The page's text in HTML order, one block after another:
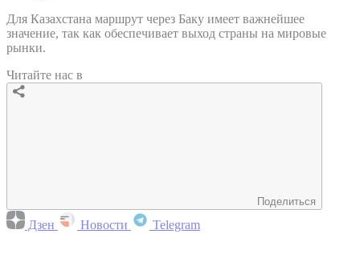
Для Казахстана маршрут через Баку имеет важнейшее
значение, так как обеспечивает выход страны на мировые
рынки.
Читайте нас в
Поделиться
Дзен Новости Telegram